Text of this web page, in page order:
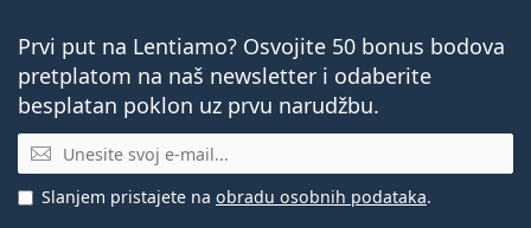
Prvi put na Lentiamo? Osvojite 50 bonus bodova
pretplatom na naš newsletter i odaberite
besplatan poklon uz prvu narudžbu.
E-mail
Slanjem pristajete na obradu osobnih podataka.